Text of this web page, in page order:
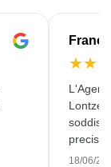
★★
preciso
18/06/